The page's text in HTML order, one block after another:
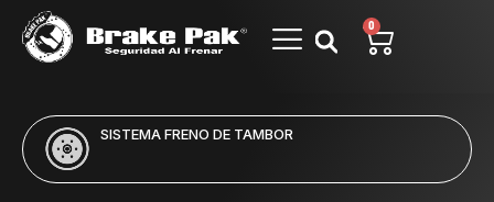
0
SISTEMA FRENO DE TAMBOR